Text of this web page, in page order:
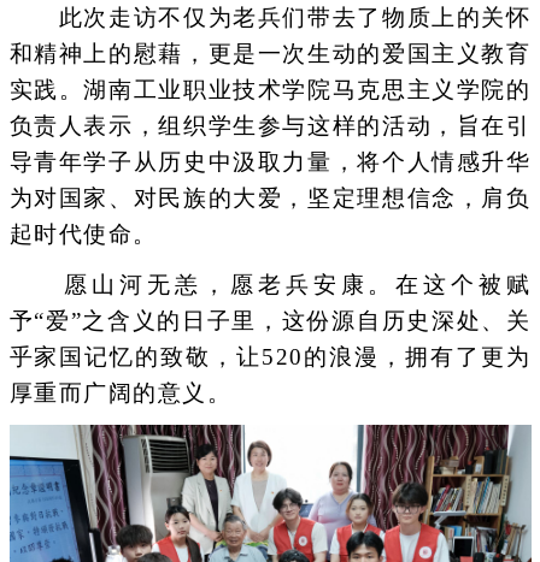
此次走访不仅为老兵们带去了物质上的关怀
和精神上的慰藉，更是一次生动的爱国主义教育
实践。湖南工业职业技术学院马克思主义学院的
负责人表示，组织学生参与这样的活动，旨在引
导青年学子从历史中汲取力量，将个人情感升华
为对国家、对民族的大爱，坚定理想信念，肩负
起时代使命。
愿山河无恙，愿老兵安康。在这个被赋
予“爱”之含义的日子里，这份源自历史深处、关
乎家国记忆的致敬，让520的浪漫，拥有了更为
厚重而广阔的意义。